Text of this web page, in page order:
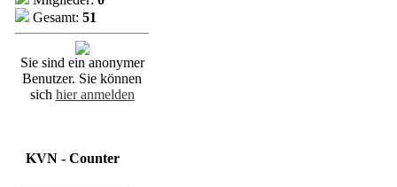
Gesamt: 51
Sie sind ein anonymer
Benutzer. Sie können
sich hier anmelden
KVN - Counter